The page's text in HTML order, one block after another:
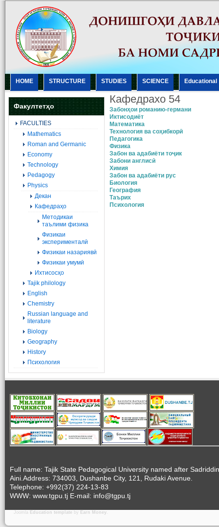
HOME STRUCTURE STUDIES SCIENCE Еducational
Факултетҳо
FACULTIES
Mathematics
Roman and Germanic
Economy
Technology
Pedagogy
Physics
Декан
Кафедраҳо
Методикаи
таълими физика
Физикаи
эксперименталӣ
Физикаи назариявӣ
Физикаи умумӣ
Ихтисосҳо
Tajik philology
English
Chemistry
Russian language and
literature
Biology
Geography
History
Психология
Кафедрахо 54
Забонҳои романию-германи
Иктисодиёт
Mатематика
Технология ва соҳибкорӣ
Педагогика
Физика
Забон ва адабиёти тоҷик
Забони англисӣ
Xимия
Забон ва адабиёти рус
Биология
География
Tаърих
Психология
Full name: Tajik State Pedagogical University named after Sadriddin
Aini.Address: 734003, Dushanbe City, 121, Rudaki Avenue.
Telephone: +992(37) 224-13-83
WWW: www.tgpu.tj E-mail: info@tgpu.tj
Joomla Education template by Earn Money.